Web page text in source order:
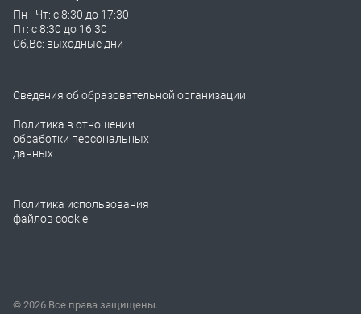
Пн - Чт: с 8:30 до 17:30
Пт: с 8:30 до 16:30
Сб,Вс: выходные дни
Сведения об образовательной организации
Политика в отношении
обработки персональных
данных
Политика использования
файлов cookie
© 2026 Все права защищены.